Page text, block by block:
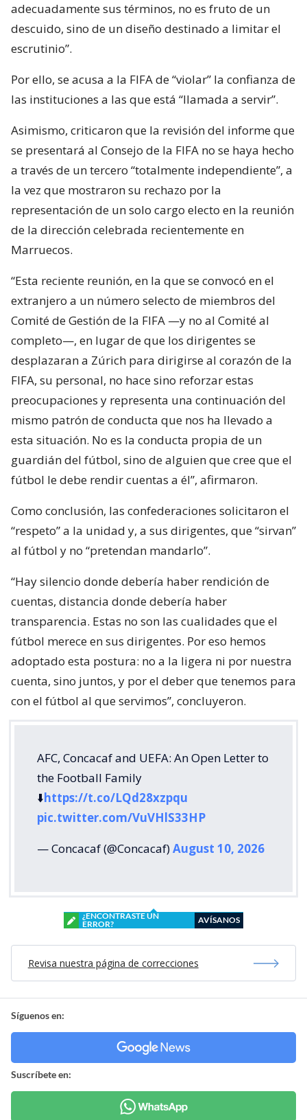
adecuadamente sus términos, no es fruto de un
descuido, sino de un diseño destinado a limitar el
escrutinio”.
Por ello, se acusa a la FIFA de “violar” la confianza de
las instituciones a las que está “llamada a servir”.
Asimismo, criticaron que la revisión del informe que
se presentará al Consejo de la FIFA no se haya hecho
a través de un tercero “totalmente independiente”, a
la vez que mostraron su rechazo por la
representación de un solo cargo electo en la reunión
de la dirección celebrada recientemente en
Marruecos.
“Esta reciente reunión, en la que se convocó en el
extranjero a un número selecto de miembros del
Comité de Gestión de la FIFA —y no al Comité al
completo—, en lugar de que los dirigentes se
desplazaran a Zúrich para dirigirse al corazón de la
FIFA, su personal, no hace sino reforzar estas
preocupaciones y representa una continuación del
mismo patrón de conducta que nos ha llevado a
esta situación. No es la conducta propia de un
guardián del fútbol, sino de alguien que cree que el
fútbol le debe rendir cuentas a él”, afirmaron.
Como conclusión, las confederaciones solicitaron el
“respeto” a la unidad y, a sus dirigentes, que “sirvan”
al fútbol y no “pretendan mandarlo”.
“Hay silencio donde debería haber rendición de
cuentas, distancia donde debería haber
transparencia. Estas no son las cualidades que el
fútbol merece en sus dirigentes. Por eso hemos
adoptado esta postura: no a la ligera ni por nuestra
cuenta, sino juntos, y por el deber que tenemos para
con el fútbol al que servimos”, concluyeron.
AFC, Concacaf and UEFA: An Open Letter to
the Football Family
⬇️https://t.co/LQd28xzpqu
pic.twitter.com/VuVHlS33HP
— Concacaf (@Concacaf)August 10, 2026
¿ENCONTRASTE UN
ERROR?
AVÍSANOS
Revisa nuestra página de correcciones
Síguenos en:
Suscríbete en: